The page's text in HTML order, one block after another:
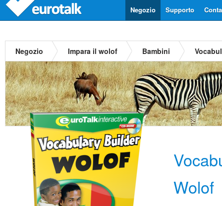
Supporto
Negozio
Negozio Impara il wolof Bambini
Wolof